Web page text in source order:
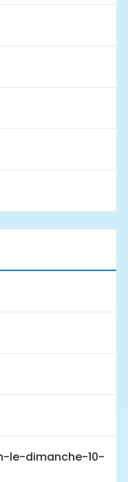
le-dimanche-10-